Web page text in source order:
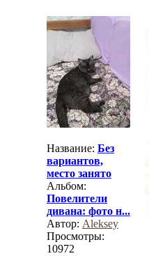
Название: Без
вариантов,
место занято
Альбом:
Повелители
дивана: фото н...
Автор: Aleksey
Просмотры:
10972